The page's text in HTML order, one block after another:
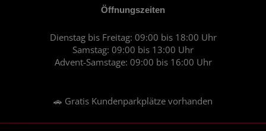
Öffnungszeiten
Dienstag bis Freitag: 09:00 bis 18:00 Uhr
Samstag: 09:00 bis 13:00 Uhr
Advent-Samstage: 09:00 bis 16:00 Uhr
🚗 Gratis Kundenparkplätze vorhanden